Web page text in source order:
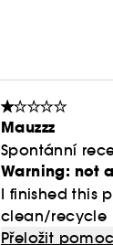
Mauzzz
Spontánní
Warning: not
I finished this
clean/recycle
Přeložit